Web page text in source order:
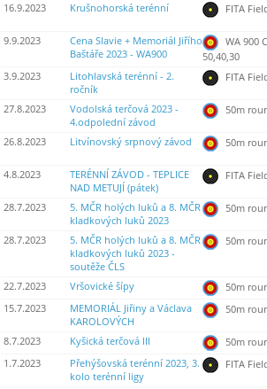
16.9.2023
Krušnohorská terénní FITA
9.9.2023
Cena Slavie + Memoriál Jiřího
Baštáře 2023 - WA900
WA 900
50,40,30
3.9.2023
Litohlavská terénní - 2.
ročník
FITA
27.8.2023
Vodolská terčová 2023 -
4.odpolední závod
50m
26.8.2023 Litvínovský srpnový závod 50m
4.8.2023
TERÉNNÍ ZÁVOD - TEPLICE
NAD METUJÍ (pátek)
FITA
28.7.2023
5. MČR holých luků a 8. MČR
kladkových luků 2023
50m
28.7.2023
5. MČR holých luků a 8. MČR
kladkových luků 2023 -
soutěže ČLS
50m
22.7.2023 Vršovické šípy 50m
15.7.2023
MEMORIÁL Jiřiny a Václava
KAROLOVÝCH
50m
8.7.2023 Kyšická terčová III 50m
1.7.2023
Přehýšovská terénní 2023, 3.
kolo terénní ligy
FITA